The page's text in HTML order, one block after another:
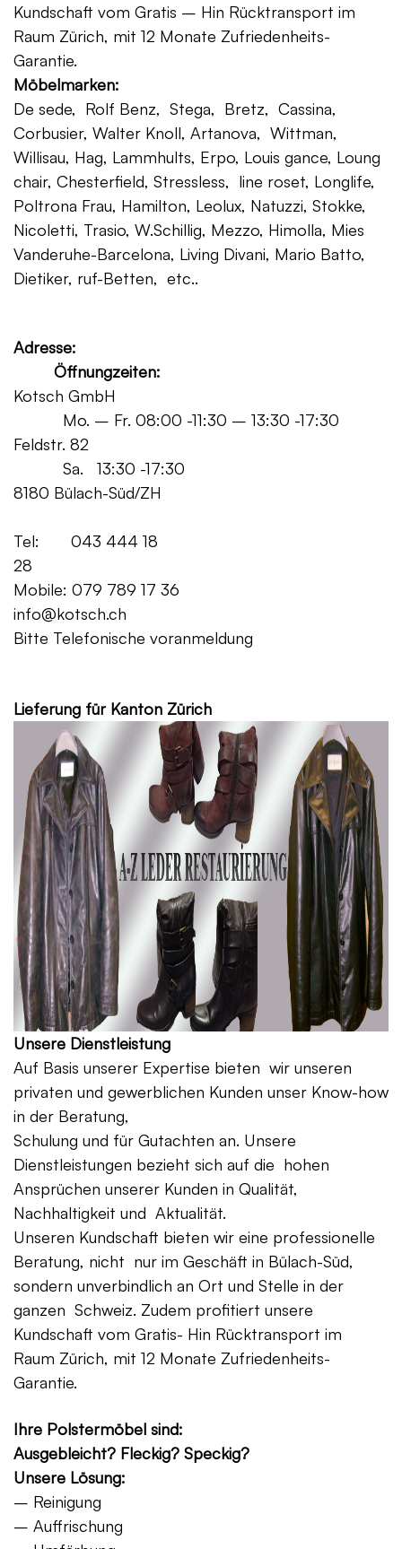
Kundschaft vom Gratis – Hin Rücktransport im
Raum Zürich, mit 12 Monate Zufriedenheits-
Garantie.
Möbelmarken:
De sede, Rolf Benz, Stega, Bretz, Cassina,
Corbusier, Walter Knoll, Artanova, Wittman,
Willisau, Hag, Lammhults, Erpo, Louis gance, Loung
chair, Chesterfield, Stressless, line roset, Longlife,
Poltrona Frau, Hamilton, Leolux, Natuzzi, Stokke,
Nicoletti, Trasio, W.Schillig, Mezzo, Himolla, Mies
Vanderuhe-Barcelona, Living Divani, Mario Batto,
Dietiker, ruf-Betten, etc..
Adresse:
Öffnungzeiten:
Kotsch GmbH
Mo. – Fr. 08:00 -11:30 – 13:30 -17:30
Feldstr. 82
Sa. 13:30 -17:30
8180 Bülach-Süd/ZH
Tel: 043 444 18
28
Mobile: 079 789 17 36
info@kotsch.ch
Bitte Telefonische voranmeldung
Lieferung für Kanton Zürich
Unsere Dienstleistung
Auf Basis unserer Expertise bieten wir unseren
privaten und gewerblichen Kunden unser Know-how
in der Beratung,
Schulung und für Gutachten an. Unsere
Dienstleistungen bezieht sich auf die hohen
Ansprüchen unserer Kunden in Qualität,
Nachhaltigkeit und Aktualität.
Unseren Kundschaft bieten wir eine professionelle
Beratung, nicht nur im Geschäft in Bülach-Süd,
sondern unverbindlich an Ort und Stelle in der
ganzen Schweiz. Zudem profitiert unsere
Kundschaft vom Gratis- Hin Rücktransport im
Raum Zürich, mit 12 Monate Zufriedenheits-
Garantie.
Ihre Polstermöbel sind:
Ausgebleicht? Fleckig? Speckig?
Unsere Lösung:
– Reinigung
– Auffrischung